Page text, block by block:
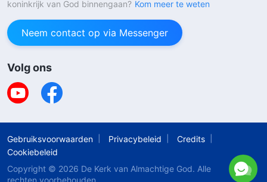
koninkrijk van God binnengaan? Kom meer te weten
Neem contact op via Messenger
Volg ons
Gebruiksvoorwaarden Privacybeleid
Credits
Cookiebeleid
Copyright © 2026 De Kerk van Almachtige God. Alle